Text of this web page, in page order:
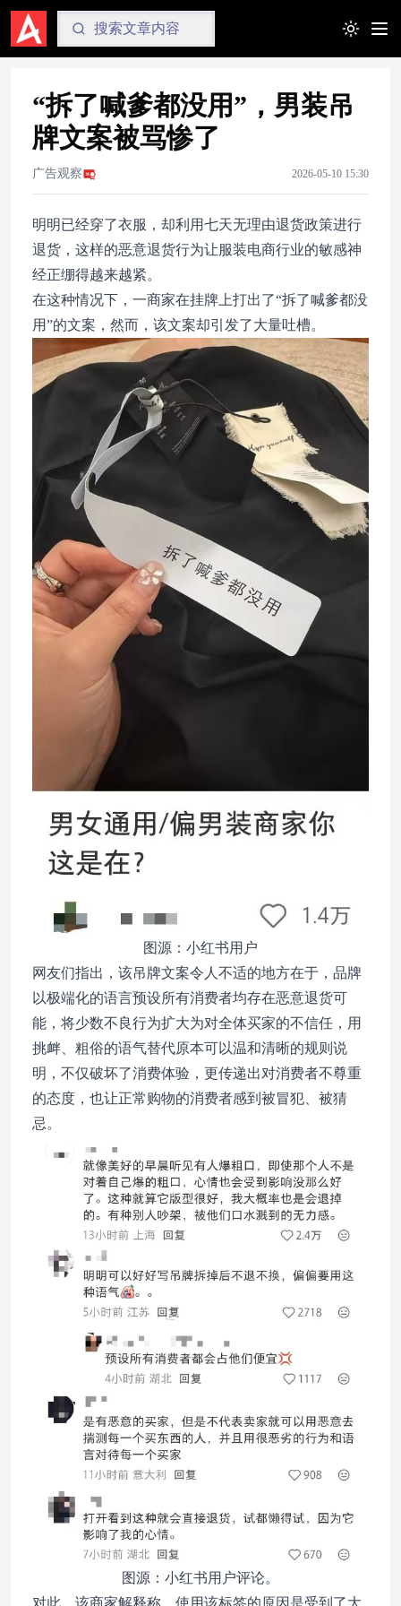
Toggle
“拆了喊爹都没用”，男装吊
牌文案被骂惨了
广告观察 2026-05-10 15:30
明明已经穿了衣服，却利用七天无理由退货政策进行
退货，这样的恶意退货行为让服装电商行业的敏感神
经正绷得越来越紧。
在这种情况下，一商家在挂牌上打出了“拆了喊爹都没
用”的文案，然而，该文案却引发了大量吐槽。
图源：小红书用户
网友们指出，该吊牌文案令人不适的地方在于，品牌
以极端化的语言预设所有消费者均存在恶意退货可
能，将少数不良行为扩大为对全体买家的不信任，用
挑衅、粗俗的语气替代原本可以温和清晰的规则说
明，不仅破坏了消费体验，更传递出对消费者不尊重
的态度，也让正常购物的消费者感到被冒犯、被猜
忌。
图源：小红书用户评论。